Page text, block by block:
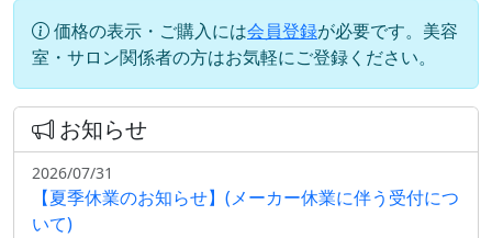
価格の表示・ご購入には会員登録が必要です。美容
室・サロン関係者の方はお気軽にご登録ください。
お知らせ
2026/07/31
【夏季休業のお知らせ】(メーカー休業に伴う受付につ
いて)